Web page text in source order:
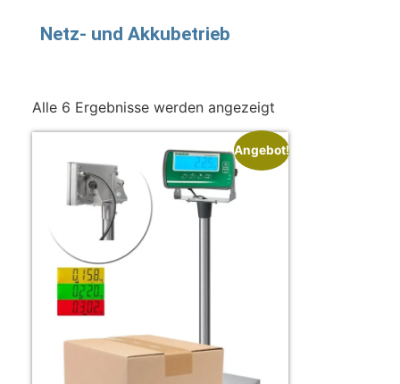
Netz- und Akkubetrieb
Alle 6 Ergebnisse werden angezeigt
Angebot!